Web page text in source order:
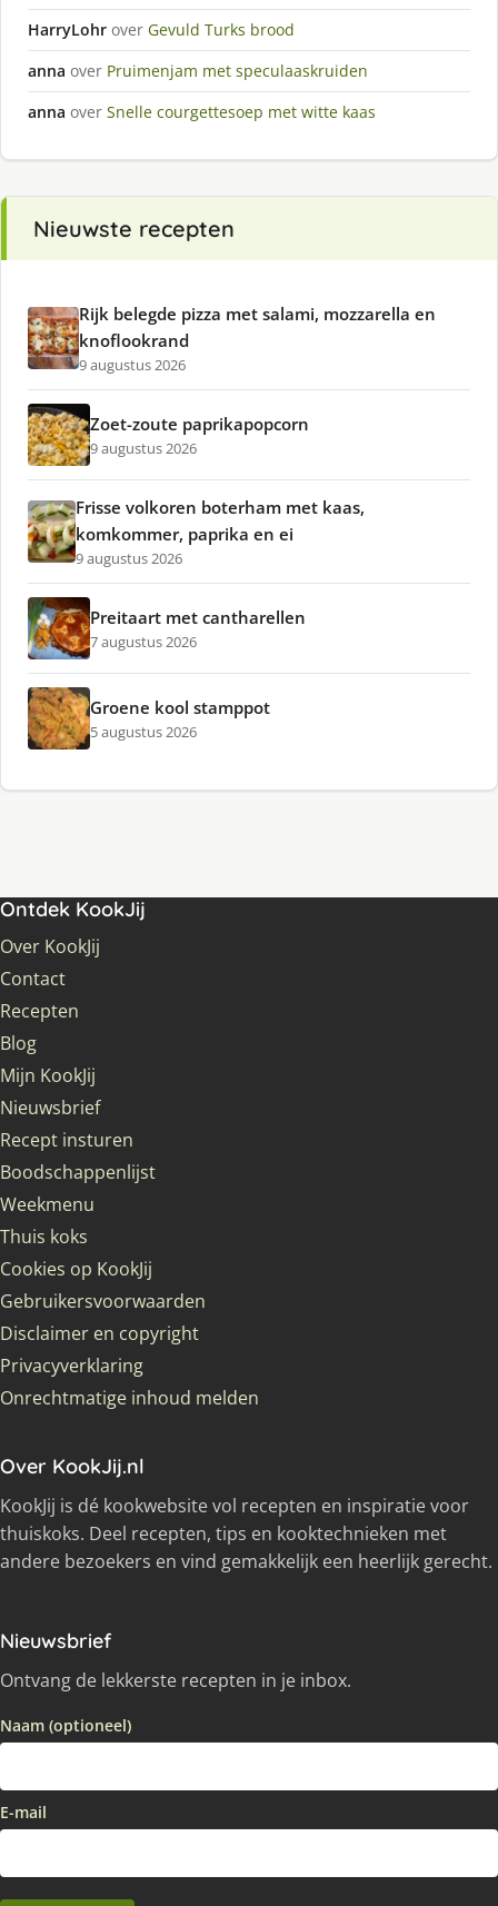
HarryLohr over Gevuld Turks brood
anna over Pruimenjam met speculaaskruiden
anna over Snelle courgettesoep met witte kaas
Nieuwste recepten
Rijk belegde pizza met salami, mozzarella en
knoflookrand
9 augustus 2026
Zoet-zoute paprikapopcorn
9 augustus 2026
Frisse volkoren boterham met kaas,
komkommer, paprika en ei
9 augustus 2026
Preitaart met cantharellen
7 augustus 2026
Groene kool stamppot
5 augustus 2026
Ontdek KookJij
Over KookJij
Contact
Recepten
Blog
Mijn KookJij
Nieuwsbrief
Recept insturen
Boodschappenlijst
Weekmenu
Thuis koks
Cookies op KookJij
Gebruikersvoorwaarden
Disclaimer en copyright
Privacyverklaring
Onrechtmatige inhoud melden
Over KookJij.nl
KookJij is dé kookwebsite vol recepten en inspiratie voor
thuiskoks. Deel recepten, tips en kooktechnieken met
andere bezoekers en vind gemakkelijk een heerlijk gerecht.
Nieuwsbrief
Ontvang de lekkerste recepten in je inbox.
Naam (optioneel)
E-mail